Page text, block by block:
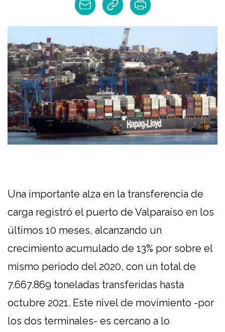
Una importante alza en la transferencia de
carga registró el puerto de Valparaíso en los
últimos 10 meses, alcanzando un
crecimiento acumulado de 13% por sobre el
mismo periodo del 2020, con un total de
7.667.869 toneladas transferidas hasta
octubre 2021. Este nivel de movimiento -por
los dos terminales- es cercano a lo